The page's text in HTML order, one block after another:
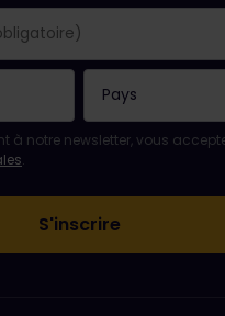
e-mail est obligatoire.
pas valide !a échoué. Veuillez
à cette newsletter.
conditions générales pour
à notre newsletter, vous
.